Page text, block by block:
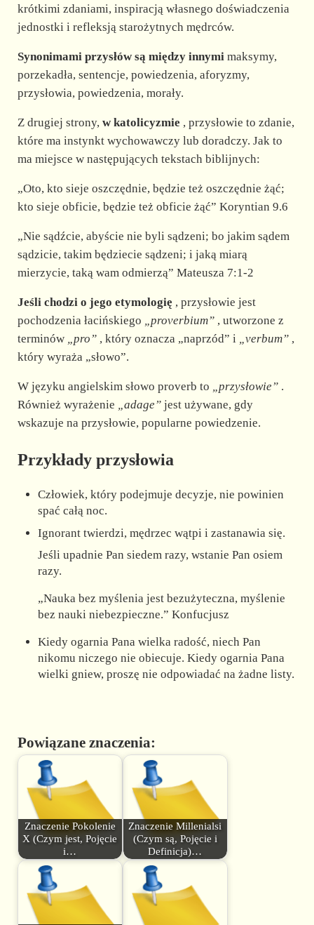
krótkimi zdaniami, inspiracją własnego doświadczenia
jednostki i refleksją starożytnych mędrców.
Synonimami przysłów są między innymimaksymy,
porzekadła, sentencje, powiedzenia, aforyzmy,
przysłowia, powiedzenia, morały.
Z drugiej strony, w katolicyzmie , przysłowie to zdanie,
które ma instynkt wychowawczy lub doradczy. Jak to
ma miejsce w następujących tekstach biblijnych:
„Oto, kto sieje oszczędnie, będzie też oszczędnie żąć;
kto sieje obficie, będzie też obficie żąć” Koryntian 9.6
„Nie sądźcie, abyście nie byli sądzeni; bo jakim sądem
sądzicie, takim będziecie sądzeni; i jaką miarą
mierzycie, taką wam odmierzą” Mateusza 7:1-2
Jeśli chodzi o jego etymologię , przysłowie jest
pochodzenia łacińskiego „proverbium”, utworzone z
terminów „pro”, który oznacza „naprzód” i „verbum”,
który wyraża „słowo”.
W języku angielskim słowo proverb to „przysłowie”.
Również wyrażenie „adage”jest używane, gdy
wskazuje na przysłowie, popularne powiedzenie.
Przykłady przysłowia
Człowiek, który podejmuje decyzje, nie powinien
spać całą noc.
Ignorant twierdzi, mędrzec wątpi i zastanawia się.
Jeśli upadnie Pan siedem razy, wstanie Pan osiem
razy.
„Nauka bez myślenia jest bezużyteczna, myślenie
bez nauki niebezpieczne.” Konfucjusz
Kiedy ogarnia Pana wielka radość, niech Pan
nikomu niczego nie obiecuje. Kiedy ogarnia Pana
wielki gniew, proszę nie odpowiadać na żadne listy.
Powiązane znaczenia:
Znaczenie Pokolenie
X (Czym jest, Pojęcie
i…
Znaczenie Millenialsi
(Czym są, Pojęcie i
Definicja)…